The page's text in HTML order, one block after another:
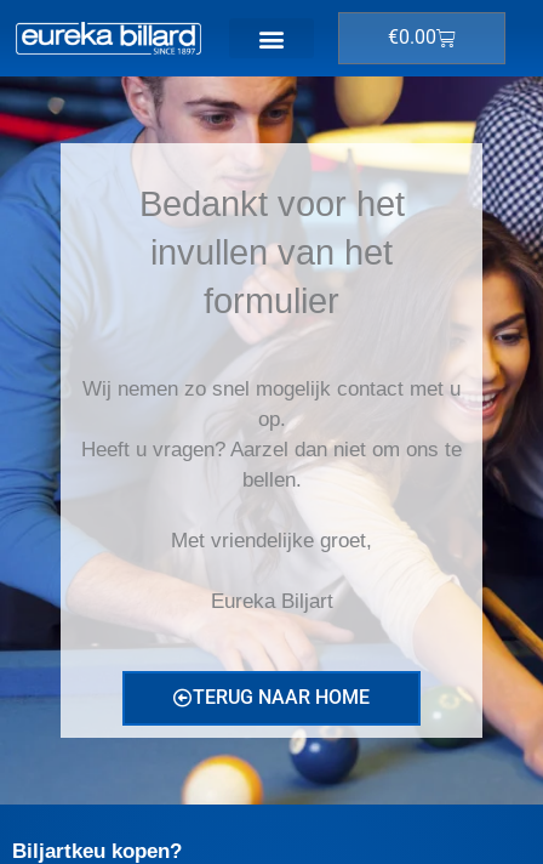
naar
de
inhoud
€0.00
Bedankt voor het
invullen van het
formulier
Wij nemen zo snel mogelijk contact met u
op.
Heeft u vragen? Aarzel dan niet om ons te
bellen.
Met vriendelijke groet,
Eureka Biljart
TERUG NAAR HOME
Biljartkeu kopen?